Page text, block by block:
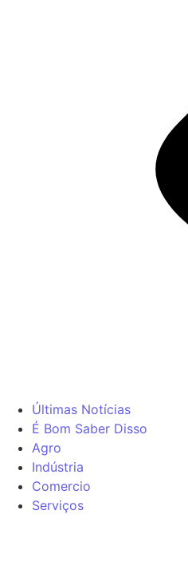
Últimas Notícias
É Bom Saber Disso
Agro
Indústria
Comercio
Serviços